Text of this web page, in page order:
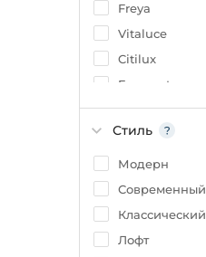
Freya
Vitaluce
Citilux
Eurosvet
ILLUMICO
Lumion
Arti Lampadari
Omnilux
Arte Lamp
Rivoli
Стиль
Модерн
Современный
Классический
Лофт